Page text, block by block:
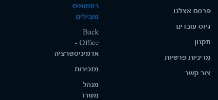
פרסם אצלנו
גיוס עובדים
תקנון
מדיניות פרטיות
צור קשר
בתחומים
מובילים
Back
Office -
אדמיניסטרציה
מזכירות
מנהל
משרד